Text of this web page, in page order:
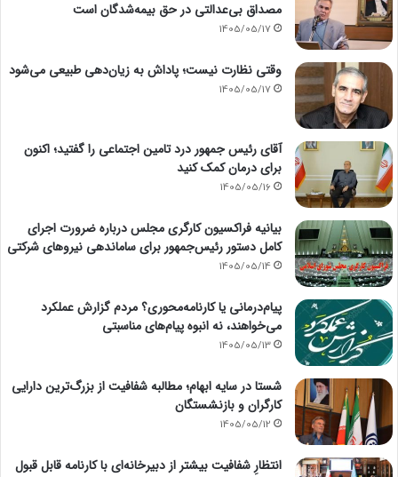
مصداق بی‌عدالتی در حق بیمه‌شدگان است
1405/05/17
وقتی نظارت نیست؛ پاداش به زیان‌دهی طبیعی می‌شود
1405/05/17
آقای رئیس جمهور درد تامین اجتماعی را گفتید؛ اکنون
برای درمان کمک کنید
1405/05/16
بیانیه فراکسیون کارگری مجلس درباره ضرورت اجرای
کامل دستور رئیس‌جمهور برای ساماندهی نیروهای شرکتی
1405/05/14
پیام‌درمانی یا کارنامه‌محوری؟ مردم گزارش عملکرد
می‌خواهند، نه انبوه پیام‌های مناسبتی
1405/05/13
شستا در سایه ابهام؛ مطالبه شفافیت از بزرگ‌ترین دارایی
کارگران و بازنشستگان
1405/05/12
انتظارِ شفافیت بیشتر از دبیرخانه‌ای با کارنامه قابل قبول